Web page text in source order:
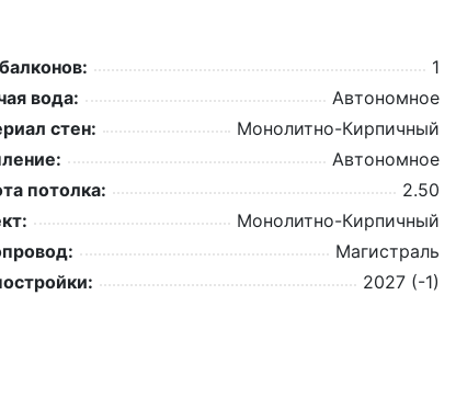
1
вода:
Автономное
стен:
Монолитно-Кирпичный
Автономное
потолка:
2.50
Монолитно-Кирпичный
Магистраль
2027 (-1)